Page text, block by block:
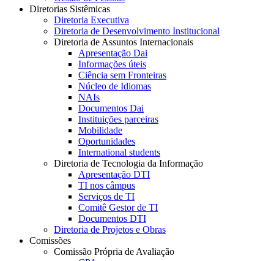
Diretorias Sistêmicas
Diretoria Executiva
Diretoria de Desenvolvimento Institucional
Diretoria de Assuntos Internacionais
Apresentação Dai
Informações úteis
Ciência sem Fronteiras
Núcleo de Idiomas
NAIs
Documentos Dai
Instituições parceiras
Mobilidade
Oportunidades
International students
Diretoria de Tecnologia da Informação
Apresentação DTI
TI nos câmpus
Serviços de TI
Comitê Gestor de TI
Documentos DTI
Diretoria de Projetos e Obras
Comissões
Comissão Própria de Avaliação